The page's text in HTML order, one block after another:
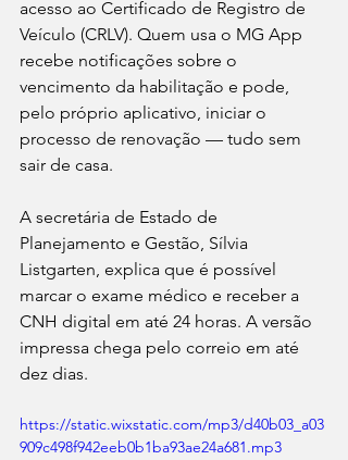
acesso ao Certificado de Registro de
Veículo (CRLV). Quem usa o MG App
recebe notificações sobre o
vencimento da habilitação e pode,
pelo próprio aplicativo, iniciar o
processo de renovação — tudo sem
sair de casa.
A secretária de Estado de
Planejamento e Gestão, Sílvia
Listgarten, explica que é possível
marcar o exame médico e receber a
CNH digital em até 24 horas. A versão
impressa chega pelo correio em até
dez dias.
https://static.wixstatic.com/mp3/d40b03_a03
909c498f942eeb0b1ba93ae24a681.mp3